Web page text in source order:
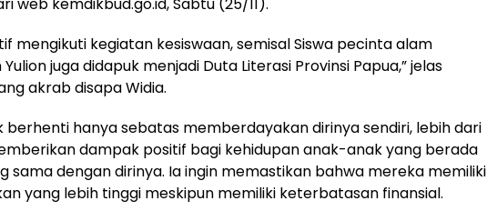
mengikuti kegiatan kesiswaan, semisal Siswa pecinta alam
juga didapuk menjadi Duta Literasi Provinsi Papua,” jelas
akrab disapa Widia.
berhenti hanya sebatas memberdayakan dirinya sendiri, lebih dari
dampak positif bagi kehidupan anak-anak yang berada
sama dengan dirinya. Ia ingin memastikan bahwa mereka memiliki
yang lebih tinggi meskipun memiliki keterbatasan finansial.